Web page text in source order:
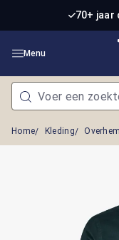
Ga naar de 70+ jaar
Menu
Home Kleding